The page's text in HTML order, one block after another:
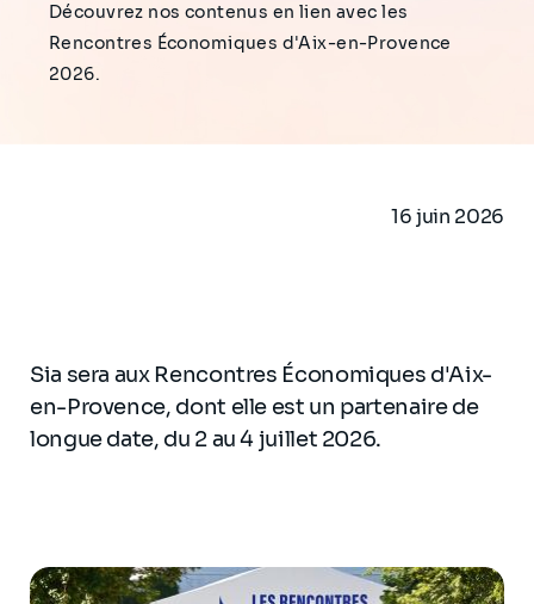
Découvrez nos contenus en lien avec les
Rencontres Économiques d'Aix-en-Provence
2026.
16 juin 2026
Sia sera aux Rencontres Économiques d'Aix-
en-Provence, dont elle est un partenaire de
longue date, du 2 au 4 juillet 2026.